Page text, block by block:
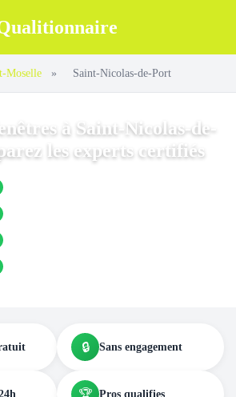
Moselle » Saint-Nicolas-de-Port
à Saint-Nicolas-de-
les experts certifiés
Jusqu’à 3 devis comparés
Entreprises locales vérifiées
Pose garantie
Aides et primes incluses
🔒 Sans engagement
🏆 Pros qualifies